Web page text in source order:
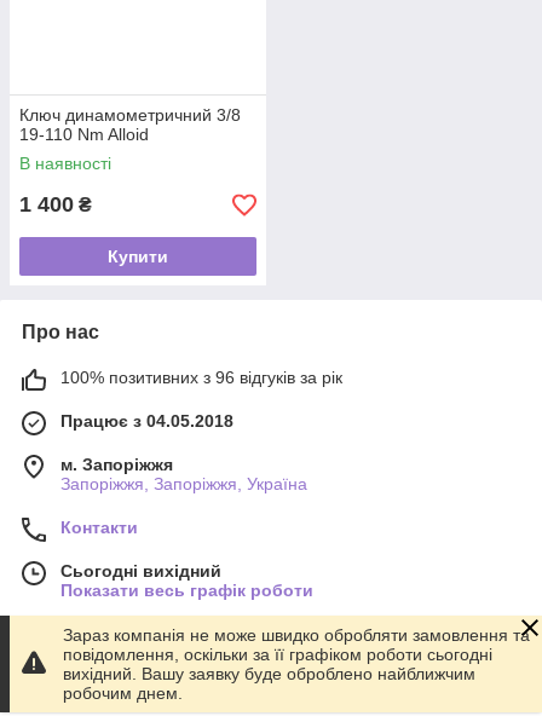
Ключ динамометричний 3/8
19-110 Nm Alloid
В наявності
1 400 ₴
Купити
Про нас
100% позитивних з 96 відгуків за рік
Працює з 04.05.2018
м. Запоріжжя
Запоріжжя, Запоріжжя, Україна
Контакти
Сьогодні вихідний
Показати весь графік роботи
Про нас
Зараз компанія не може швидко обробляти замовлення та
повідомлення, оскільки за її графіком роботи сьогодні
вихідний. Вашу заявку буде оброблено найближчим
робочим днем.